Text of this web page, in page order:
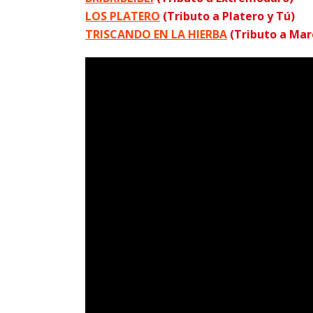
LOS PLATERO (Tributo a Platero y Tú)
TRISCANDO EN LA HIERBA (Tributo a